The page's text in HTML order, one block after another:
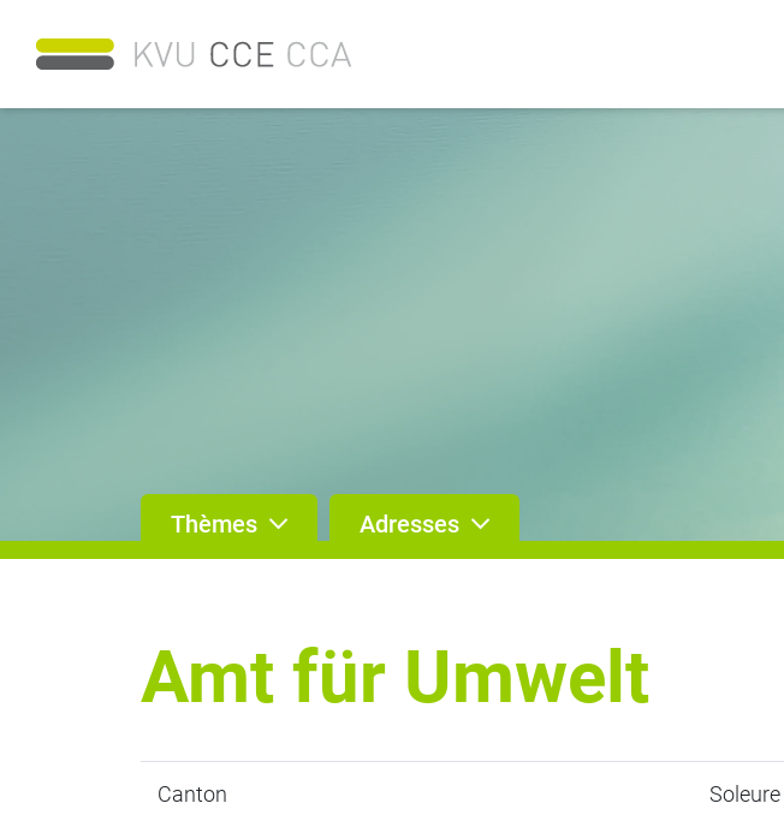
Thèmes Adresses
Amt für Umwelt
Canton Soleure